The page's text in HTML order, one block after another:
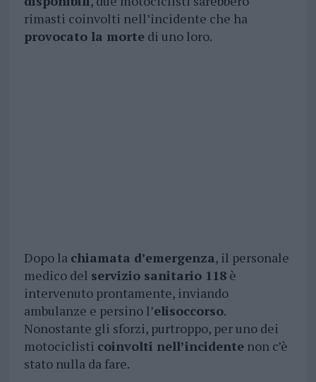
rimasti coinvolti nell’incidente che ha
provocato la mortedi uno loro.
Dopo la chiamata d’emergenza, il personale
medico del servizio sanitario 118è
intervenuto prontamente, inviando
ambulanze e persino l’elisoccorso.
Nonostante gli sforzi, purtroppo, per uno dei
motociclisti coinvolti nell’incidentenon c’è
stato nulla da fare.